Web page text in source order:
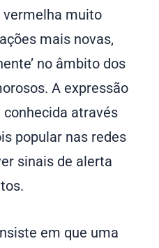
vermelha muito
mais novas,
no âmbito dos
A expressão
através
popular nas redes
sinais de alerta
em que uma